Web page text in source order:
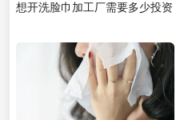
想开洗脸巾加工厂需要多少投资